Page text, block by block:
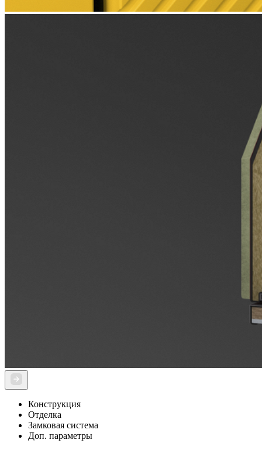
Конструкция
Отделка
Замковая система
Доп. параметры